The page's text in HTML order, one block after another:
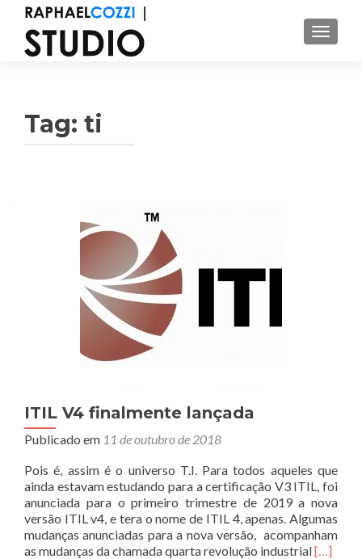
Tag: ti
ITIL V4 finalmente lançada
Publicado em 11 de outubro de 2018
Pois é, assim é o universo T.I. Para todos aqueles que
ainda estavam estudando para a certificação V3 ITIL, foi
anunciada para o primeiro trimestre de 2019 a nova
versão ITIL v4, e tera o nome de ITIL 4, apenas. Algumas
mudanças anunciadas para a nova versão, acompanham
as mudanças da chamada quarta revolução industrialLeia
[…]